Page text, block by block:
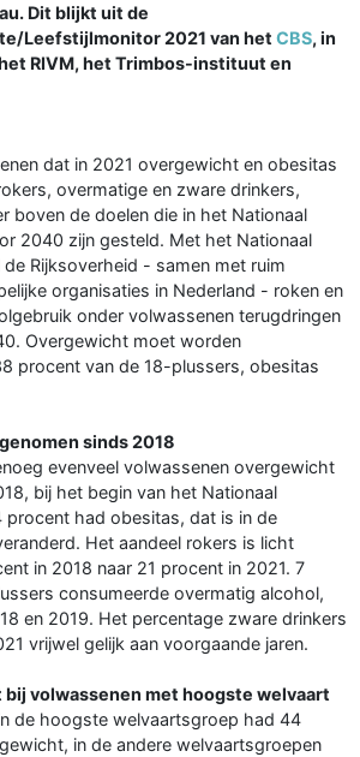
Dit blijkt uit de
Leefstijlmonitor 2021 van het CBS, in
RIVM, het Trimbos-instituut en
dat in 2021 overgewicht en obesitas
overmatige en zware drinkers,
boven de doelen die in het Nationaal
2040 zijn gesteld. Met het Nationaal
Rijksoverheid - samen met ruim
organisaties in Nederland - roken en
onder volwassenen terugdringen
Overgewicht moet worden
procent van de 18-plussers, obesitas
sinds 2018
evenveel volwassenen overgewicht
bij het begin van het Nationaal
procent had obesitas, dat is in de
Het aandeel rokers is licht
in 2018 naar 21 procent in 2021. 7
consumeerde overmatig alcohol,
en 2019. Het percentage zware drinkers
vrijwel gelijk aan voorgaande jaren.
volwassenen met hoogste welvaart
de hoogste welvaartsgroep had 44
in de andere welvaartsgroepen